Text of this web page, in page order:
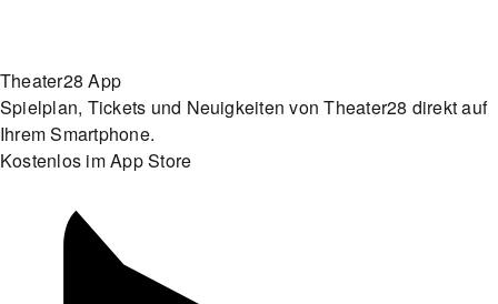
Theater28 App
Spielplan, Tickets und Neuigkeiten von Theater28 direkt auf
Ihrem Smartphone.
Kostenlos im App Store